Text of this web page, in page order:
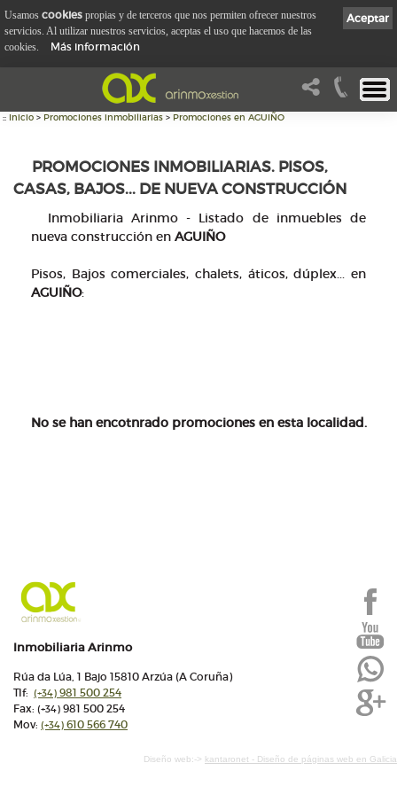
:: Inicio > Promociones inmobiliarias > Promociones en AGUIÑO
PROMOCIONES INMOBILIARIAS. PISOS,
CASAS, BAJOS... DE NUEVA CONSTRUCCIÓN
Inmobiliaria Arinmo - Listado de inmuebles de
nueva construcción en AGUIÑO
Pisos, Bajos comerciales, chalets, áticos, dúplex... en
AGUIÑO:
No se han encotnrado promociones en esta localidad.
Inmobiliaria Arinmo
Rúa da Lúa, 1 Bajo 15810 Arzúa (A Coruña)
Tlf: (+34) 981 500 254
Fax: (+34) 981 500 254
Mov: (+34) 610 566 740
Diseño web:-> kantaronet - Diseño de páginas web en Galicia
Aceptar
Usamos cookies propias y de terceros que nos permiten ofrecer nuestros
servicios. Al utilizar nuestros servicios, aceptas el uso que hacemos de las
cookies.
Más información